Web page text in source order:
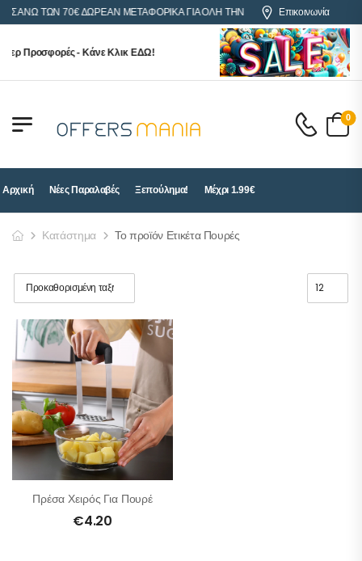
ΑΝΩ ΤΩΝ 70€ ΔΩΡΕΑΝ ΜΕΤΑΦΟΡΙΚΑ ΓΙΑ ΟΛΗ ΤΗΝ ΕΛΛΑΔΑ Επικοινωνία
Προσφορές - Κάνε Κλικ ΕΔΩ!
0
Αρχική Νέες Παραλαβές Ξεπούλημα! Μέχρι 1.99€
Κατάστημα Το προϊόν Ετικέτα Πουρές
Πρέσα Χειρός Για Πουρέ
€4.20